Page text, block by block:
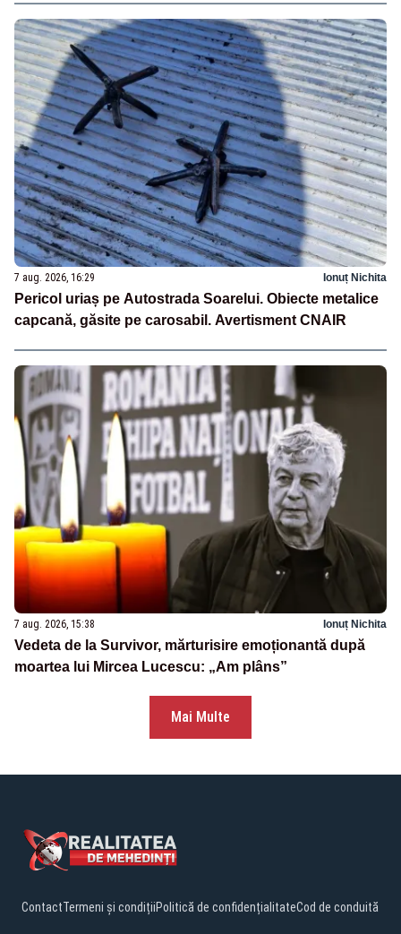
7 aug. 2026, 16:29 Ionuț Nichita
Pericol uriaș pe Autostrada Soarelui. Obiecte metalice
capcană, găsite pe carosabil. Avertisment CNAIR
7 aug. 2026, 15:38 Ionuț Nichita
Vedeta de la Survivor, mărturisire emoționantă după
moartea lui Mircea Lucescu: „Am plâns”
Mai Multe
ContactTermeni și condițiiPolitică de confidențialitateCod de conduită